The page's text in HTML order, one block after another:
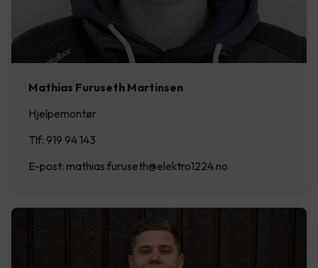
Mathias Furuseth Martinsen
Hjelpemontør
Tlf: 919 94 143
E-post: mathias.furuseth@elektro1224.no